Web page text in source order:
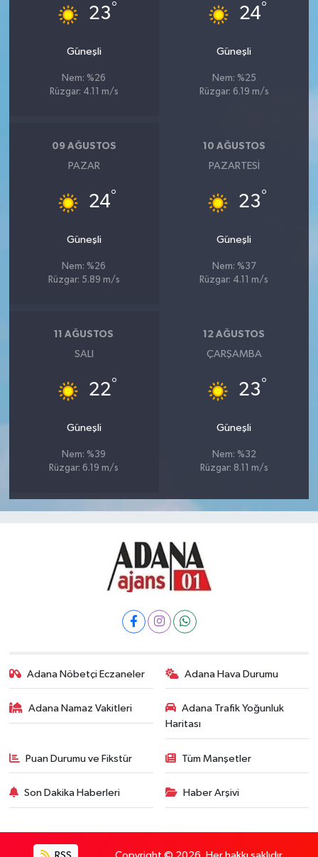
23°
Güneşli
Nem: %26
Rüzgar: 4.11 m/s
24°
Güneşli
Nem: %25
Rüzgar: 6.19 m/s
09 AĞUSTOS
PAZAR
24°
Güneşli
Nem: %26
Rüzgar: 5.89 m/s
10 AĞUSTOS
PAZARTESI
23°
Güneşli
Nem: %37
Rüzgar: 4.11 m/s
11 AĞUSTOS
SALI
22°
Güneşli
Nem: %39
Rüzgar: 6.19 m/s
12 AĞUSTOS
ÇARŞAMBA
23°
Güneşli
Nem: %32
Rüzgar: 8.11 m/s
Adana Nöbetçi Eczaneler Adana Hava Durumu
Adana Namaz Vakitleri
Adana Trafik Yoğunluk
Haritası
Puan Durumu ve Fikstür Tüm Manşetler
Son Dakika Haberleri Haber Arşivi